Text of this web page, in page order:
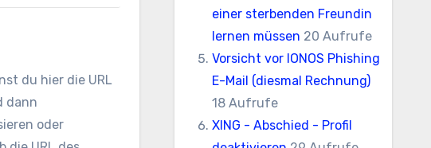
du hier die URL
dann
oder
einer sterbenden Freundin
lernen müssen 20 Aufrufe
Vorsicht vor IONOS Phishing
E-Mail (diesmal Rechnung)
18 Aufrufe
XING - Abschied - Profil